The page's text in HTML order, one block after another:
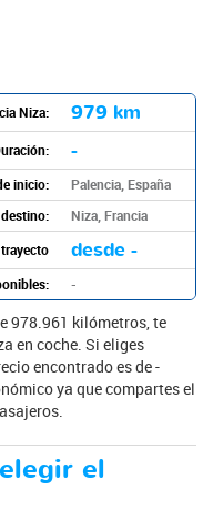
Niza: 979 km
-
inicio:
Palencia, España
Niza, Francia
desde -
-
978.961 kilómetros, te
en coche. Si eliges
encontrado es de -
ya que compartes el
el